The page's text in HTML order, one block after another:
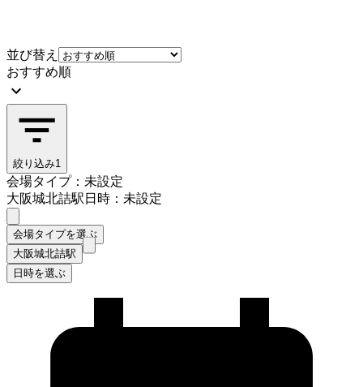
並び替え
おすすめ順
絞り込み1
会場タイプ：未設定
大阪城北詰駅日時：未設定
会場タイプを選ぶ
大阪城北詰駅
日時を選ぶ